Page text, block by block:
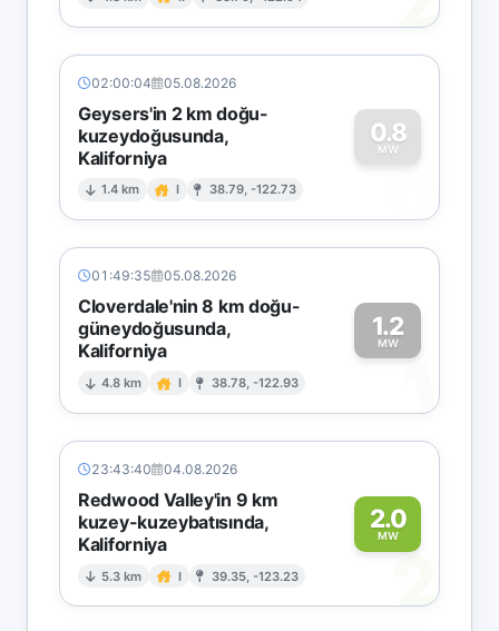
02:00:04 05.08.2026
Geysers'in 2 km doğu-
kuzeydoğusunda,
Kaliforniya
1.4 km I 38.79, -122.73
0.8
MW
0
01:49:35 05.08.2026
Cloverdale'nin 8 km doğu-
güneydoğusunda,
Kaliforniya
4.8 km I 38.78, -122.93
1.2
MW
1
23:43:40 04.08.2026
Redwood Valley'in 9 km
kuzey-kuzeybatısında,
Kaliforniya
5.3 km I 39.35, -123.23
2.0
MW
2